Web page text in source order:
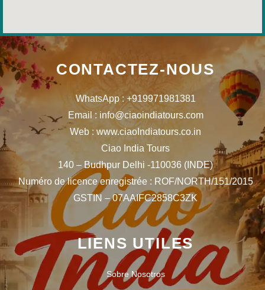
CONTACTEZ-NOUS
WhatsApp : +919971981381
Email : info@ciaoindiatours.com
Web : www.ciaoIndiatours.co.in
Ciao India Tours
140 – Budhpur Delhi -110036 (INDE)
Numéro de licence enregistrée : ROF/NORTH/151/2015
GSTIN – 07AAIFC2858C3ZK
LIENS UTILES
Sobre Nosotros